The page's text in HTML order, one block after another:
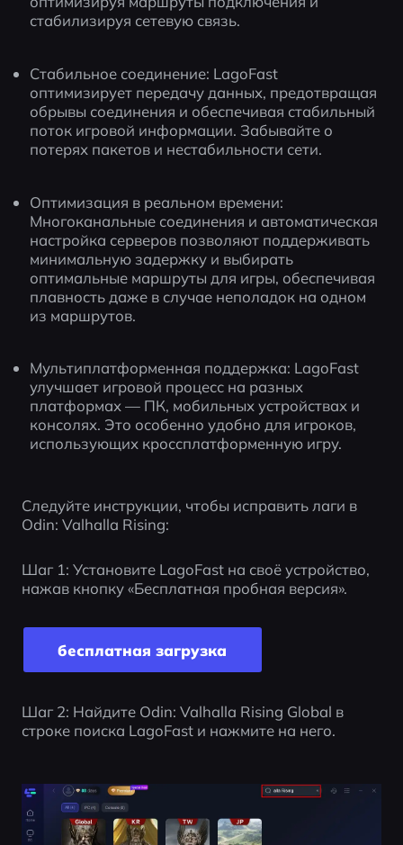
стабилизируя сетевую связь.
Стабильное соединение: LagoFast
оптимизирует передачу данных, предотвращая
обрывы соединения и обеспечивая стабильный
поток игровой информации. Забывайте о
потерях пакетов и нестабильности сети.
Оптимизация в реальном времени:
Многоканальные соединения и автоматическая
настройка серверов позволяют поддерживать
минимальную задержку и выбирать
оптимальные маршруты для игры, обеспечивая
плавность даже в случае неполадок на одном
из маршрутов.
Мультиплатформенная поддержка: LagoFast
улучшает игровой процесс на разных
платформах — ПК, мобильных устройствах и
консолях. Это особенно удобно для игроков,
использующих кроссплатформенную игру.
Следуйте инструкции, чтобы исправить лаги в
Odin: Valhalla Rising:
Шаг 1: Установите LagoFast на своё устройство,
нажав кнопку «Бесплатная пробная версия».
бесплатная загрузка
Шаг 2: Найдите Odin: Valhalla Rising Global в
строке поиска LagoFast и нажмите на него.